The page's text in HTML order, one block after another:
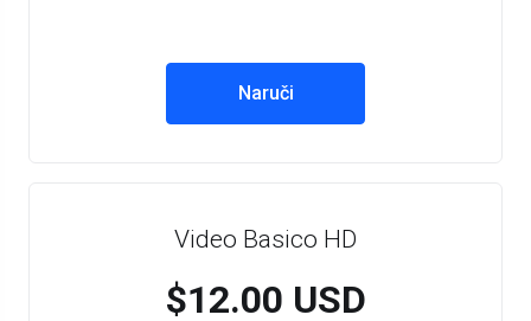
Naruči
Video Basico HD
$12.00 USD